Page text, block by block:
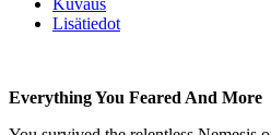
Kuvaus
Lisätiedot
Everything You Feared And More